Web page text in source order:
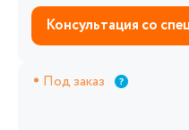
Консультация со
Под заказ